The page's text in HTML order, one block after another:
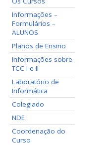
Informações –
Formulários –
ALUNOS
Planos de Ensino
Informações sobre
TCC I e II
Laboratório de
Informática
Colegiado
NDE
Coordenação do
Curso